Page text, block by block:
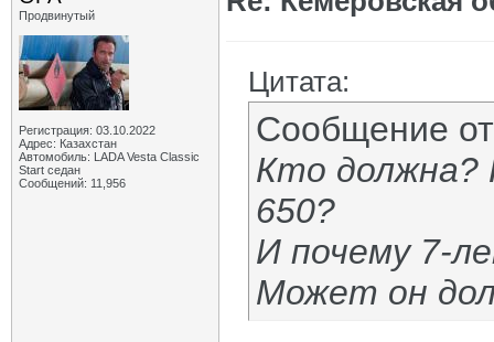
Продвинутый
Регистрация: 03.10.2022
Адрес: Казахстан
Автомобиль: LADA Vesta Classic
Start седан
Сообщений: 11,956
Цитата:
Сообщение
Кто должна?
650?
И почему 7-
Может он